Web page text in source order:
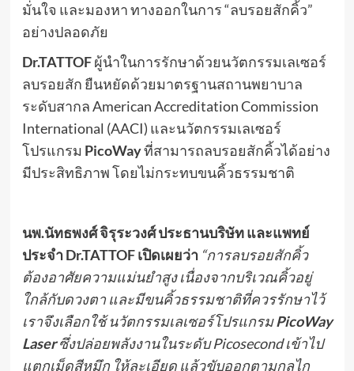
มั่นใจ และมองหา ทางออกในการ “ลบรอยสักคิ้ว”
อย่างปลอดภัย
Dr.TATTOFผู้นำในการรักษาด้วยนวัตกรรมเลเซอร์
ลบรอยสัก ยืนหยัดด้วยมาตรฐานสถานพยาบาล
ระดับสากล American Accreditation Commission
International (AACI) และนวัตกรรมเลเซอร์
โปรแกรม PicoWayที่สามารถลบรอยสักคิ้วได้อย่าง
มีประสิทธิภาพ โดยไม่กระทบขนคิ้วธรรมชาติ
นพ.นัทธพงศ์ จิรุระวงศ์ ประธานบริษัท และแพทย์
ประจำ Dr.TATTOF เปิดเผยว่า “การลบรอยสักคิ้ว
ต้องอาศัยความแม่นยำสูง เนื่องจากบริเวณคิ้วอยู่
ใกล้กับดวงตา และมีขนคิ้วธรรมชาติที่ควรรักษาไว้
เราจึงเลือกใช้ นวัตกรรมเลเซอร์โปรแกรมPicoWay
Laserซึ่งปล่อยพลังงานในระดับ Picosecond เข้าไป
แตกเม็ดสีหมึก ให้ละเอียด แล้วขับออกตามกลไก